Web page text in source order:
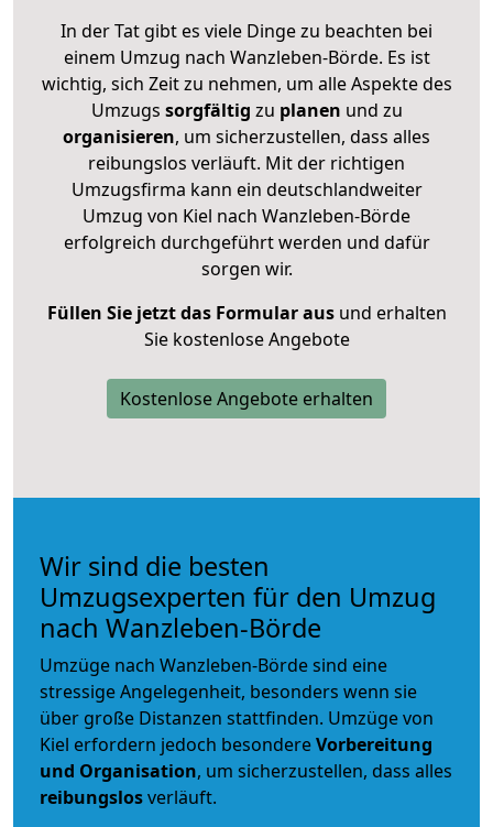
In der Tat gibt es viele Dinge zu beachten bei
einem Umzug nach Wanzleben-Börde. Es ist
wichtig, sich Zeit zu nehmen, um alle Aspekte des
Umzugs sorgfältig zu planen und zu
organisieren, um sicherzustellen, dass alles
reibungslos verläuft. Mit der richtigen
Umzugsfirma kann ein deutschlandweiter
Umzug von Kiel nach Wanzleben-Börde
erfolgreich durchgeführt werden und dafür
sorgen wir.
Füllen Sie jetzt das Formular ausund erhalten
Sie kostenlose Angebote
Kostenlose Angebote erhalten
Wir sind die besten
Umzugsexperten für den Umzug
nach Wanzleben-Börde
Umzüge nach Wanzleben-Börde sind eine
stressige Angelegenheit, besonders wenn sie
über große Distanzen stattfinden. Umzüge von
Kiel erfordern jedoch besondereVorbereitung
und Organisation, um sicherzustellen, dass alles
reibungslosverläuft.